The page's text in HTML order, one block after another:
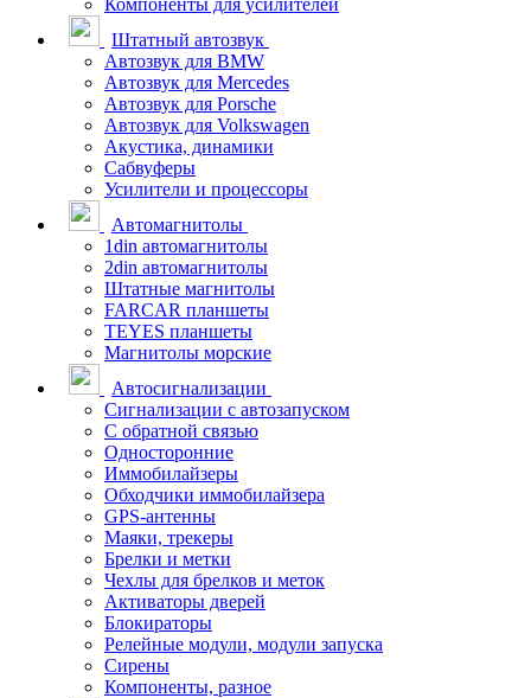
Компоненты для усилителей
Штатный автозвук
Автозвук для BMW
Автозвук для Mercedes
Автозвук для Porsche
Автозвук для Volkswagen
Акустика, динамики
Сабвуферы
Усилители и процессоры
Автомагнитолы
1din автомагнитолы
2din автомагнитолы
Штатные магнитолы
FARCAR планшеты
TEYES планшеты
Магнитолы морские
Автосигнализации
Сигнализации с автозапуском
С обратной связью
Односторонние
Иммобилайзеры
Обходчики иммобилайзера
GPS-антенны
Маяки, трекеры
Брелки и метки
Чехлы для брелков и меток
Активаторы дверей
Блокираторы
Релейные модули, модули запуска
Сирены
Компоненты, разное